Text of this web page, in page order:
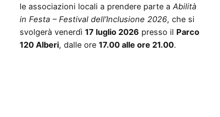
le associazioni locali a prendere parte a Abilità
in Festa – Festival dell’Inclusione 2026, che si
svolgerà venerdì 17 luglio 2026 presso il Parco
120 Alberi, dalle ore 17.00 alle ore 21.00.